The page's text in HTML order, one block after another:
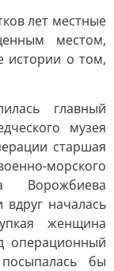
лет местные
местом,
истории о том,
главный
музея
старшая
морского
Ворожбиева
началась
женщина
операционный
бы